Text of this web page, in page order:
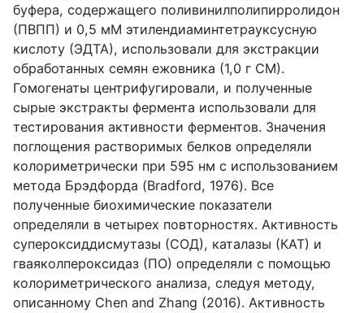
буфера, содержащего поливинилполипирролидон
(ПВПП) и 0,5 мМ этилендиаминтетрауксусную
кислоту (ЭДТА), использовали для экстракции
обработанных семян ежовника (1,0 г СМ).
Гомогенаты центрифугировали, и полученные
сырые экстракты фермента использовали для
тестирования активности ферментов. Значения
поглощения растворимых белков определяли
колориметрически при 595 нм с использованием
метода Брэдфорда (Bradford, 1976). Все
полученные биохимические показатели
определяли в четырех повторностях. Активность
супероксиддисмутазы (СОД), каталазы (КАТ) и
гваяколпероксидаз (ПО) определяли с помощью
колориметрического анализа, следуя методу,
описанному Chen and Zhang (2016). Активность